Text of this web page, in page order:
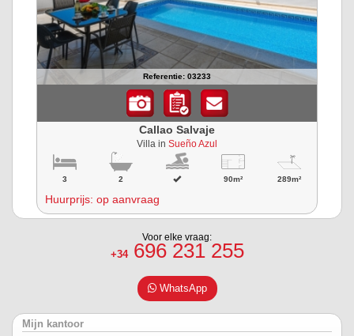
Referentie: 03233
Callao Salvaje
Villa in Sueño Azul
3 2 90m² 289m²
Huurprijs: op aanvraag
Voor elke vraag:
+34696 231 255
WhatsApp
Mijn kantoor